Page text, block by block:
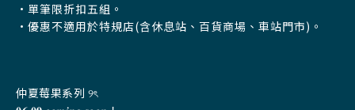
•單筆限折扣五組。
•優惠不適用於特規店(含休息站、百貨商場、車站門市)。
仲夏莓果系列 ୨ৎ